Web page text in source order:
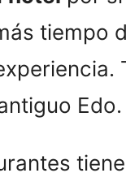
tiempo
Edo.